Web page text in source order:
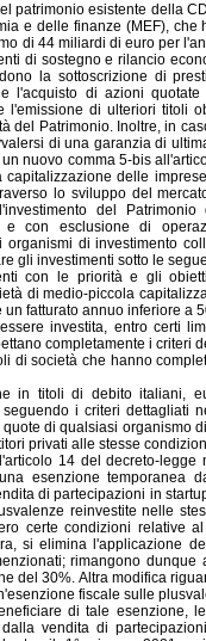
patrimonio esistente della
e delle finanze (MEF), che
di 44 miliardi di euro per
di sostegno e rilancio
la sottoscrizione di
l'acquisto di azioni
l'emissione di ulteriori titoli
del Patrimonio. Inoltre, in
di una garanzia di
nuovo comma 5-bis
delle
lo sviluppo del
del Patrimonio
con esclusione di
di investimento
gli investimenti sotto le
con le priorità e gli
di medio-piccola
fatturato annuo inferiore a
investita, entro certi
completamente i criteri
di società che hanno
in titoli di debito italiani,
i criteri dettagliati
di qualsiasi organismo
privati alle stesse
14 del decreto-legge
esenzione temporanea
di partecipazioni in
reinvestite nelle
certe condizioni relative
si elimina l'applicazione
rimangono dunque
del 30%. Altra modifica
fiscale sulle
di tale esenzione,
vendita di